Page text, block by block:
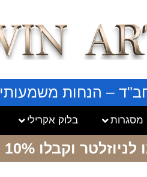
– הנחות
מסגרות בלוק אקרילי
לניוזלטר וקבלו 10% הנחה